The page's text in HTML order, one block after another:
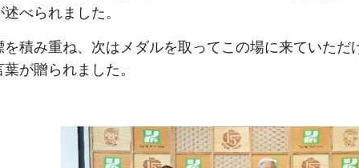
べられました。
積み重ね、次はメダルを取ってこの場に来ていただ
が贈られました。